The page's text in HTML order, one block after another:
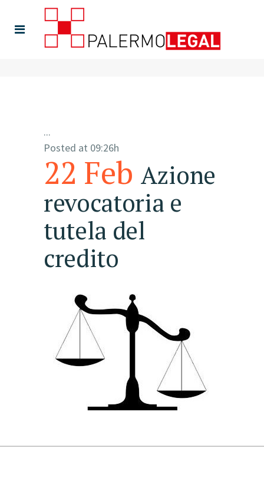
22 Feb Azione
revocatoria e
tutela del
credito
Posted at 09:26h
...